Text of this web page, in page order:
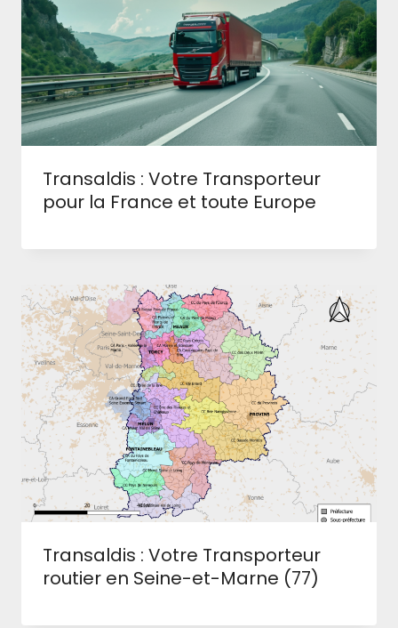
Transaldis : Votre Transporteur
pour la France et toute Europe
Transaldis : Votre Transporteur
routier en Seine-et-Marne (77)